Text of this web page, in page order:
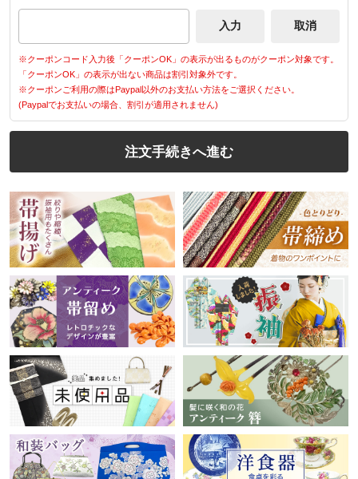
※クーポンコード入力後「クーポンOK」の表示が出るものがクーポン対象です。
「クーポンOK」の表示が出ない商品は割引対象外です。
※クーポンご利用の際はPaypal以外のお支払い方法をご選択ください。
(Paypalでお支払いの場合、割引が適用されません)
注文手続きへ進む